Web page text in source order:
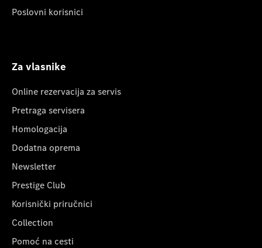
Poslovni korisnici
Za vlasnike
Online rezervacija za servis
Pretraga servisera
Homologacija
Dodatna oprema
Newsletter
Prestige Club
Korisnički priručnici
Collection
Pomoć na cesti